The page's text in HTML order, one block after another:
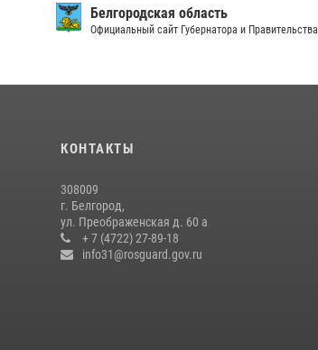
Белгородская область
Официальный сайт Губернатора и Правительства
КОНТАКТЫ
308009
г. Белгород,
ул. Преображенская д. 60 а
+ 7 (4722) 27-89-18
info31@rosguard.gov.ru